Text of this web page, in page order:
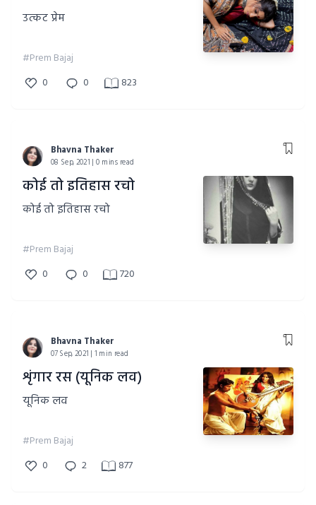
उत्कट प्रेम
#Prem Bajaj
0
0 823
Bhavna Thaker
08 Sep, 2021 | 0 mins read
कोई तो इतिहास रचो
कोई तो इतिहास रचो
#Prem Bajaj
0
0 720
Bhavna Thaker
07 Sep, 2021 | 1 min read
शृंगार रस (यूनिक लव)
यूनिक लव
#Prem Bajaj
0
2 877